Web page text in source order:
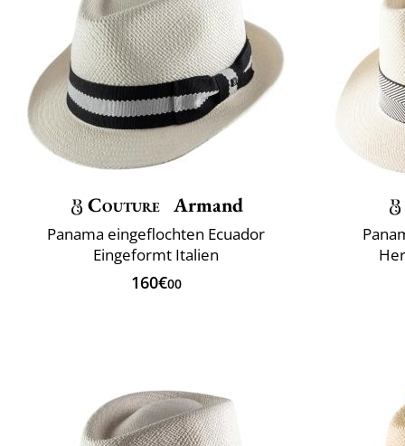
Couture Armand
Panama eingeflochten Ecuador
Eingeformt Italien
160€00